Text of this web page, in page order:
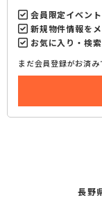
会員限定イベン
新規物件情報を
お気に入り・検
まだ会員登録がお済み
長野